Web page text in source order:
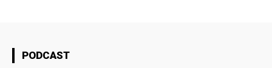
PODCAST